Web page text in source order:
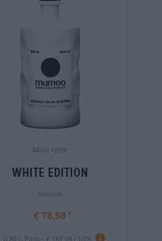
Muut tyylit
white edition
mumoo
€ 78,58
0,50 L Pullo - € 157,16 / LTR